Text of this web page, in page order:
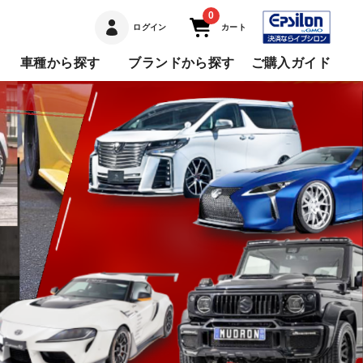
ログイン
0
カート
車種から探す ブランドから探す ご購入ガイド